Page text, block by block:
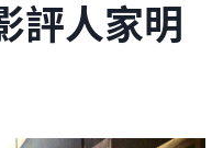
人家明